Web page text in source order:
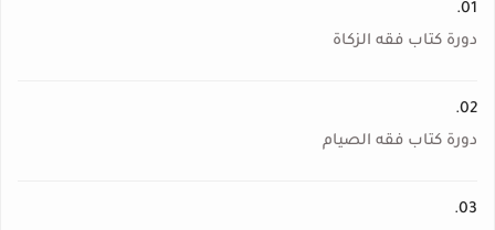
01.
دورة كتاب فقه الزكاة
02.
دورة كتاب فقه الصيام
03.